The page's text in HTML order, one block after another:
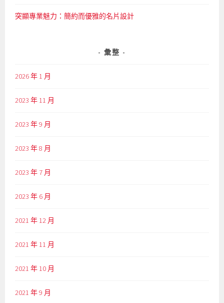
突顯專業魅力：簡約而優雅的名片設計
彙整
2026 年 1 月
2023 年 11 月
2023 年 9 月
2023 年 8 月
2023 年 7 月
2023 年 6 月
2021 年 12 月
2021 年 11 月
2021 年 10 月
2021 年 9 月